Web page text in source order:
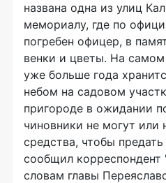
названа одна из улиц
мемориалу, где по
погребен офицер, в
венки и цветы. На
уже больше года
небом на садовом
пригороде в ожидании
чиновники не могут или
средства, чтобы
сообщил корреспондент
словам главы